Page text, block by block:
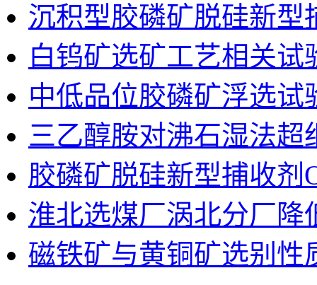
沉积型胶磷矿脱硅新型
白钨矿选矿工艺相关试
中低品位胶磷矿浮选试
三乙醇胺对沸石湿法超
胶磷矿脱硅新型捕收剂
淮北选煤厂涡北分厂降
磁铁矿与黄铜矿选别性